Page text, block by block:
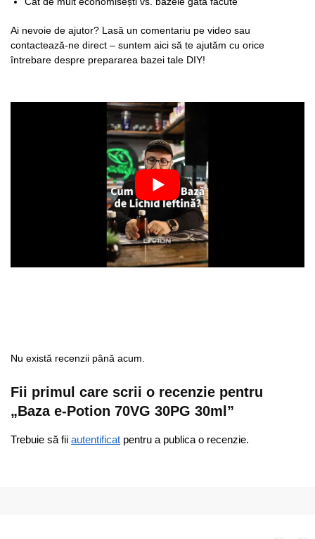
Ai nevoie de ajutor? Lasă un comentariu pe video sau
contactează-ne direct – suntem aici să te ajutăm cu orice
întrebare despre prepararea bazei tale DIY!
Nu există recenzii până acum.
Fii primul care scrii o recenzie pentru
„Baza e-Potion 70VG 30PG 30ml”
Trebuie să fii autentificat pentru a publica o recenzie.